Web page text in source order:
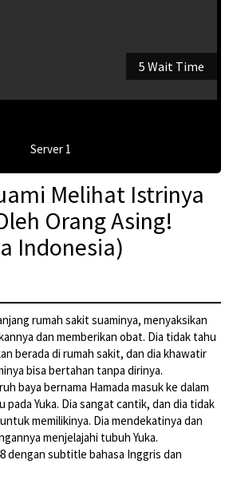
5 Wait Time
Server 1
Melihat Istrinya
Orang Asing!
Indonesia)
rumah sakit suaminya, menyaksikan
dan memberikan obat. Dia tidak tahu
berada di rumah sakit, dan dia khawatir
bisa bertahan tanpa dirinya.
baya bernama Hamada masuk ke dalam
Yuka. Dia sangat cantik, dan dia tidak
memilikinya. Dia mendekatinya dan
menjelajahi tubuh Yuka.
dengan subtitle bahasa Inggris dan